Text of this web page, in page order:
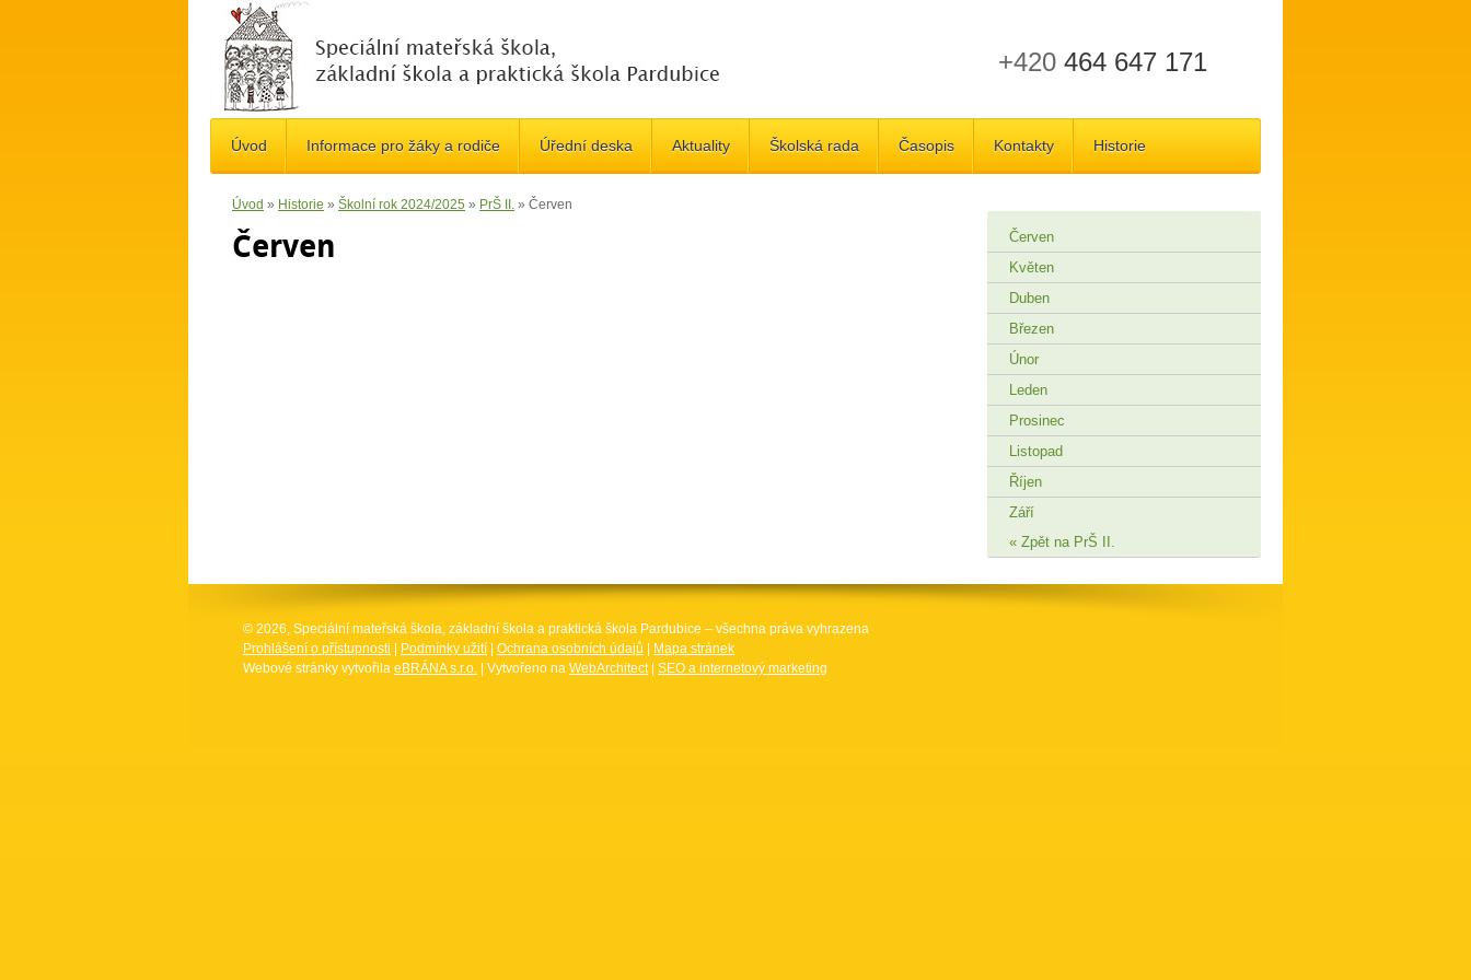
+420 464 647 171
Úvod Informace pro žáky a rodiče Úřední deska Aktuality Školská rada Časopis Kontakty Historie
Úvod » Historie » Školní rok 2024/2025 » PrŠ II. » Červen
Červen
Červen
Květen
Duben
Březen
Únor
Leden
Prosinec
Listopad
Říjen
Září
Zpět na PrŠ II.
© 2026, Speciální mateřská škola, základní škola a praktická škola Pardubice – všechna práva vyhrazena
Prohlášení o přístupnosti
Podmínky užití Ochrana osobních údajů
Mapa stránek
Webové stránky vytvořila eBRÁNA s.r.o. | Vytvořeno na WebArchitect| SEO a internetový marketing